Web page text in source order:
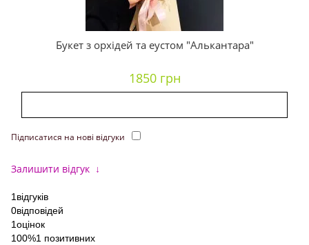
Букет з орхідей та еустом "Алькантара"
1850 грн
Підписатися на нові відгуки
Залишити відгук ↓
1 відгуків
0відповідей
1оцінок
100%1 позитивних